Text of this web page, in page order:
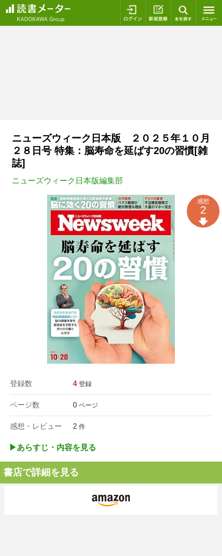
ログイン 新規登録
ニューズウィーク日本版 ２０２５年１０月
２８日号 特集：脳寿命を延ばす20の習慣[雑
誌]
ニューズウィーク日本版編集部
登録数 4 登録
ページ数 0 ページ
感想・レビュー 2 件
感想
2
▶︎あらすじ・内容を見る
書店で詳細を見る